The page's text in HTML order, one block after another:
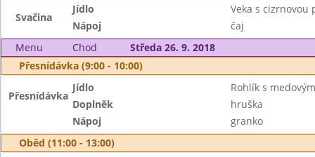
Svačina
Jídlo
Veka s cizrnovou
Nápoj
čaj
Menu
Chod
Středa 26. 9. 2018
Přesnídávka (9:00 - 10:00)
Přesnídávka
Jídlo
Rohlík s
Doplněk
hruška
Nápoj
granko
Oběd (11:00 - 13:00)